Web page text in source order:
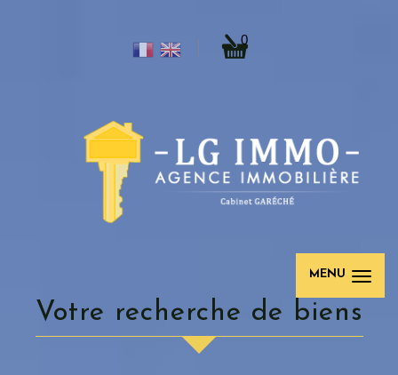
0
MENU
votre recherche de biens